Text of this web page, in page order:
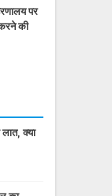
पर
की
क्या